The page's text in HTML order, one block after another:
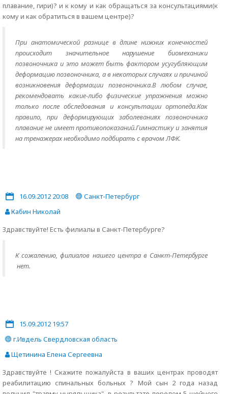
плавание, гири)? и к кому и как обращаться за консультациями(к
кому и как обратиться в вашем центре)?
При анатомической разнице в длине нижних конечностей
происходит значительное нарушение биомеханики
позвоночника и это может быть фактором усугубляющим
деформацию позвоночника, а в некоторых случаях и причиной
возникновения деформации позвоночника.В любом случае,
рекомендовать какие-либо физические упражнения можно
только после обследования и консультации ортопеда.Как
правило, при деформирующих заболеваниях позвоночника
плавание не имеет противопоказаний.Гимнастику и занятия
на тренажерах необходимо подбирать с врачом ЛФК.
16.09.2012 20:08
Санкт-Петербург
Кабин Николай
Здравствуйте! Есть филиалы в Санкт-Петербурге?
К сожалению, филиалов нашего центра в Санкт-Петербурге
нет.
15.09.2012 19:57
г.Ивдель Свердловская область
Щетинина Елена Сергеевна
Здравствуйте ! Скажите пожалуйста в ваших центрах проводят
реабилитацию спинальных больных ? Мой сын 2 года назад